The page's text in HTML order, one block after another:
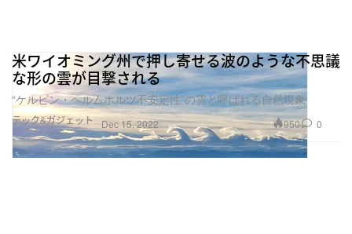
テック&ガジェット
米ワイオミング州で押し寄せる波のような不思議
な形の雲が目撃される
“ケルビン・ヘルムホルツ不安定性”の雲と呼ばれる自然現象
Dec 15, 2022 950 0